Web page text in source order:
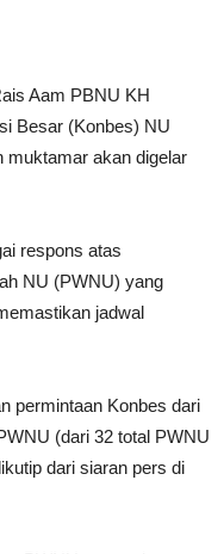
Aam PBNU KH
Besar (Konbes) NU
muktamar akan digelar
respons atas
NU (PWNU) yang
jadwal
permintaan Konbes dari
(dari 32 total PWNU
dari siaran pers di